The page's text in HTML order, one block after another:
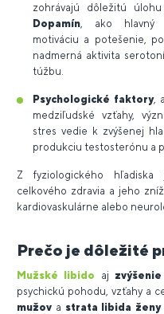
zohrávajú dôležitú
Dopamín , ako hlavný
motiváciu a potešenie,
nadmerná aktivita
túžbu.
Psychologické faktory,
medziľudské vzťahy,
stres vedie k zvýšenej
produkciu testosterónu a
Z fyziologického
celkového zdravia a jeho
kardiovaskulárne alebo
Prečo je dôležité
Mužské libido aj
psychickú pohodu, vzťahy a
mužov a strata libida ženy